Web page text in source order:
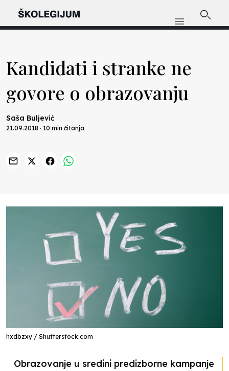
Kandidati i stranke ne
govore o obrazovanju
Saša Buljević
21.09.2018 · 10 min čitanja
hxdbzxy / Shutterstock.com
Obrazovanje u sredini predizborne kampanje